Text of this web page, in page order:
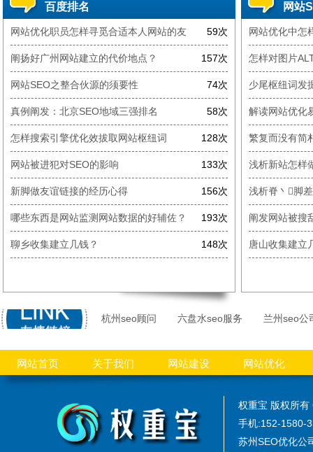
百度排名
59次
网站优化职员怎样寻觅合适本人网站的友
157次
阐扬好广州网站建立的代价地点？
74次
网站SEO之整合伙源的须要性
58次
真例阐发：北京SEO地域三强排名
128次
怎样搜索引擎优化效拔取网站枢纽词
133次
网站被进犯对SEO的影响
156次
新脚做友谊链接的经历心得
193次
哪些东西是网站监测网站数据的好辅佐？
148次
聊乡收集建立几钱？
网站
网站优化中怎
怎样对图片
少尾枢纽词发
解读网站优化
繁复而没有简
浅析新站怎样
浅析脊丶脚
阐发网站被搜
唐山收集建立
杭州seo顾问 六盘水seo服务 兰州seo公
网站首页 关于我们 网站建设 网站优化
权重宝 版权所有
手机:152-1580-
苏州SEO优化公